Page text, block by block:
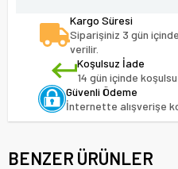
Kargo Süresi
Siparişiniz 3 gün
verilir.
Koşulsuz İade
14 gün içinde
Güvenli Ödeme
İnternette alışverişe
BENZER ÜRÜNLER